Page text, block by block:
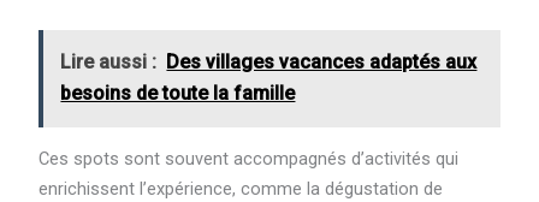
Lire aussi : Des villages vacances adaptés aux
besoins de toute la famille
Ces spots sont souvent accompagnés d’activités qui
enrichissent l’expérience, comme la dégustation de